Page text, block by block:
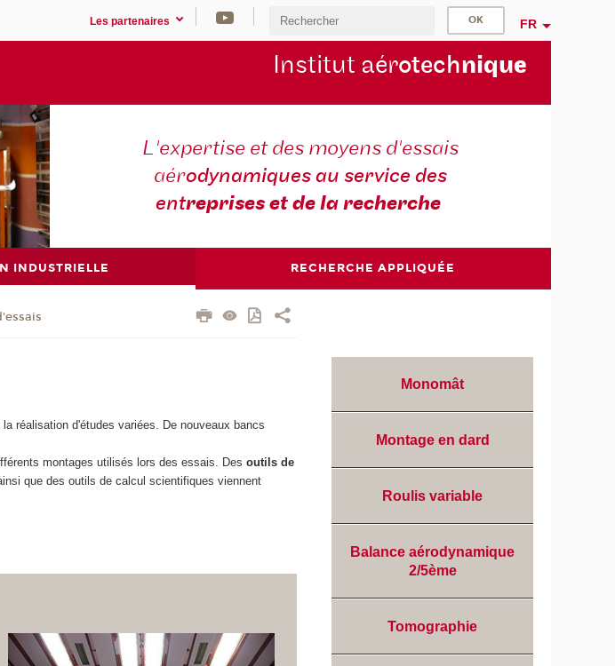
Les partenaires FR
Institut aérotechnique
L'expertise et des moyens d'essais
aérodynamiques au service des
entreprises et de la recherche
INDUSTRIELLE RECHERCHE APPLIQUÉE
réalisation d'études variées. De nouveaux bancs
montages utilisés lors des essais. Desoutils de
que des outils de calcul scientifiques viennent
Monomât
Montage en dard
Roulis variable
Balance aérodynamique
2/5ème
Tomographie